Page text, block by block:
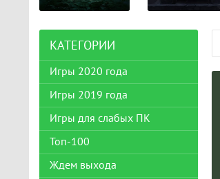
КАТЕГОРИИ
Игры 2020 года
Игры 2019 года
Игры для слабых ПК
Топ-100
Ждем выхода